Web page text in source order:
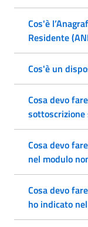
Cos'è
Residente
Cos'è un
Cosa devo
sottoscrizione
Cosa devo
nel modulo
Cosa devo
ho indicato